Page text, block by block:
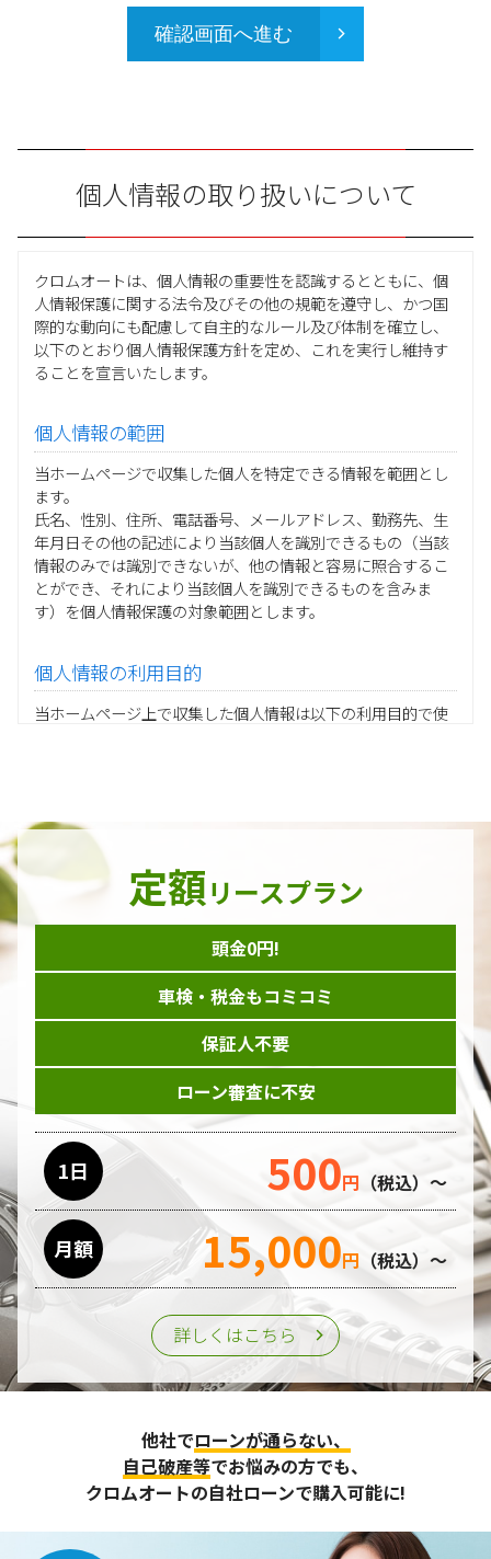
確認画面へ進む
個人情報の取り扱いについて
クロムオートは、個人情報の重要性を認識するとともに、個
人情報保護に関する法令及びその他の規範を遵守し、かつ国
際的な動向にも配慮して自主的なルール及び体制を確立し、
以下のとおり個人情報保護方針を定め、これを実行し維持す
ることを宣言いたします。
個人情報の範囲
当ホームページで収集した個人を特定できる情報を範囲とし
ます。
氏名、性別、住所、電話番号、メールアドレス、勤務先、生
年月日その他の記述により当該個人を識別できるもの（当該
情報のみでは識別できないが、他の情報と容易に照合するこ
とができ、それにより当該個人を識別できるものを含みま
す）を個人情報保護の対象範囲とします。
個人情報の利用目的
当ホームページ上で収集した個人情報は以下の利用目的で使
当グループの業務に従事する協力会社様担当者の識別
当グループ内で共同利用する人事関連システムの運用
ダイレクトメール等を利用したアンケート・キャンペーン
などの意見・情報の調査
当ホームページはサービスに関するお問い合わせやご質問、
資料のご請求や各サービス等のお申し込みなど、当ホームペ
ージのサービス提供過程で、氏名、連絡先、勤務先等の個人
情報を書面、電子媒体、ウェブ等を介して収集致します。
委託先の管理･監督
利用目的の遂行のために業務を委託する場合、個人情報の取
り扱いに関する委託先の適正な管理・監督をおこないます。
第三者への提供
個人情報は、ご本人の同意を得た場合または法令の定めがあ
る場合を除き、第三者に提供することはいたしません。
個人情報の管理
失、破壊、改ざん及び漏えいなどに対する予防ならびに是正
に努め、合理的な安全対策を講じます。
また、個人情報保護に関する法令およびその他の規範を遵守
するとともに、この方針に基づく個人情報保護規程や体制を
定め、その内容を継続的に見直し、改善に努めます。
定額リースプラン
頭金0円!
車検・税金もコミコミ
保証人不要
ローン審査に不安
1日 500円 （税込）～
月額 15,000円 （税込）～
詳しくはこちら
他社でローンが通らない、
自己破産等でお悩みの方でも、
クロムオートの自社ローンで購入可能に!